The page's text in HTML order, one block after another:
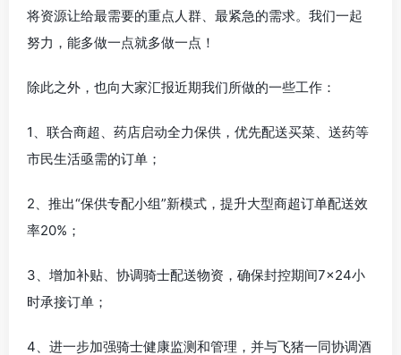
将资源让给最需要的重点人群、最紧急的需求。我们一起
努力，能多做一点就多做一点！
除此之外，也向大家汇报近期我们所做的一些工作：
1、联合商超、药店启动全力保供，优先配送买菜、送药等
市民生活亟需的订单；
2、推出“保供专配小组”新模式，提升大型商超订单配送效
率20%；
3、增加补贴、协调骑士配送物资，确保封控期间7×24小
时承接订单；
4、进一步加强骑士健康监测和管理，并与飞猪一同协调酒